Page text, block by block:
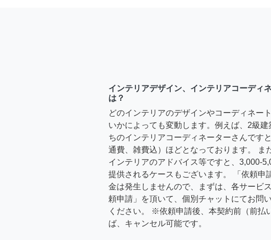
インテリアデザイン、インテリアコーディ
は？
どのインテリアのデザインやコーディネー
いかによっても変動します。例えば、2級
ちのインテリアコーディネーターさんです
通費、雑費込）ほどとなっております。 ま
インテリアのアドバイス等ですと、3,000-
提供されるケースもございます。 「依頼申
金は発生しませんので、まずは、各サービ
頼申請」を頂いて、個別チャットにてお問
ください。 ※依頼申請後、本契約前（前払
ば、キャンセル可能です。